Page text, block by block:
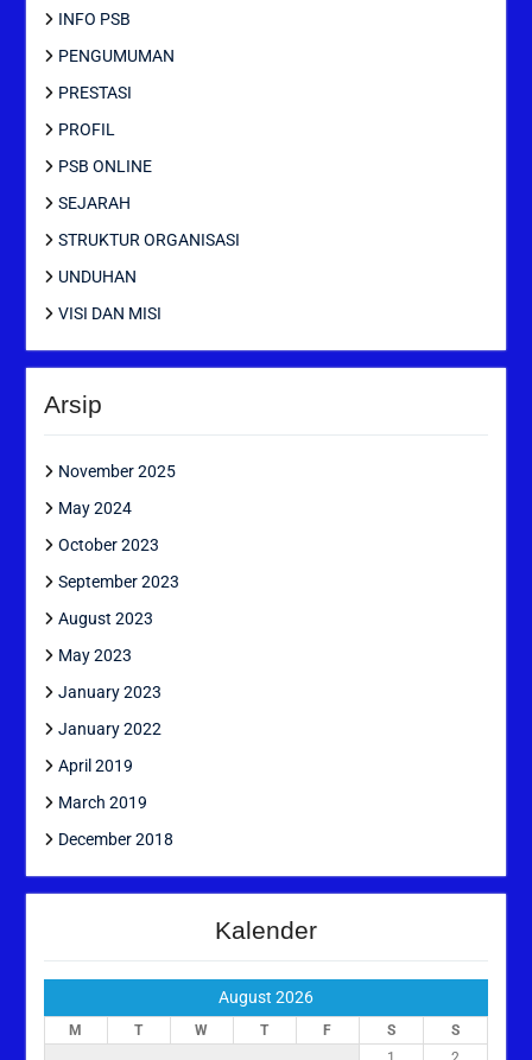
INFO PSB
PENGUMUMAN
PRESTASI
PROFIL
PSB ONLINE
SEJARAH
STRUKTUR ORGANISASI
UNDUHAN
VISI DAN MISI
Arsip
November 2025
May 2024
October 2023
September 2023
August 2023
May 2023
January 2023
January 2022
April 2019
March 2019
December 2018
Kalender
August 2026
M T W T F S
S